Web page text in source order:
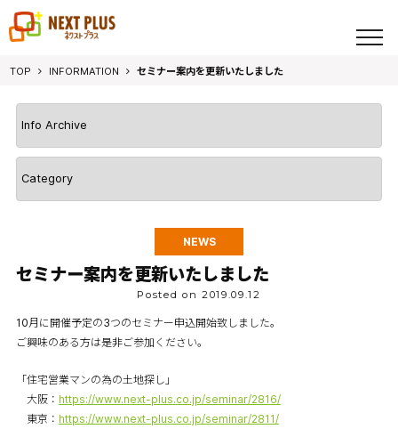
TOP INFORMATION セミナー案内を更新いたしました
NEWS
セミナー案内を更新いたしました
Posted on 2019.09.12
10月に開催予定の3つのセミナー申込開始致しました。
ご興味のある方は是非ご参加ください。
「住宅営業マンの為の土地探し」
大阪： https://www.next-plus.co.jp/seminar/2816/
東京： https://www.next-plus.co.jp/seminar/2811/